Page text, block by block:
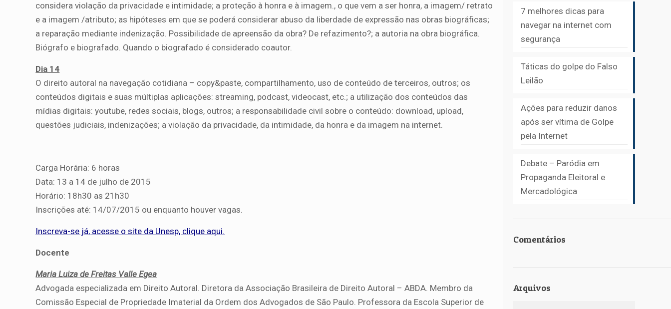
considera violação da privacidade e intimidade; a proteção à honra e à imagem., o que vem a ser honra, a imagem/ retrato
e a imagem /atributo; as hipóteses em que se poderá considerar abuso da liberdade de expressão nas obras biográficas;
a reparação mediante indenização. Possibilidade de apreensão da obra? De refazimento?; a autoria na obra biográfica.
Biógrafo e biografado. Quando o biografado é considerado coautor.
Dia 14
O direito autoral na navegação cotidiana – copy&paste, compartilhamento, uso de conteúdo de terceiros, outros; os
conteúdos digitais e suas múltiplas aplicações: streaming, podcast, videocast, etc.; a utilização dos conteúdos das
mídias digitais: youtube, redes sociais, blogs, outros; a responsabilidade civil sobre o conteúdo: download, upload,
questões judiciais, indenizações; a violação da privacidade, da intimidade, da honra e da imagem na internet.
Carga Horária: 6 horas
Data: 13 a 14 de julho de 2015
Horário: 18h30 as 21h30
Inscrições até: 14/07/2015 ou enquanto houver vagas.
Inscreva-se já, acesse o site da Unesp, clique aqui.
Docente
Maria Luiza de Freitas Valle Egea
Advogada especializada em Direito Autoral. Diretora da Associação Brasileira de Direito Autoral – ABDA. Membro da
Comissão Especial de Propriedade Imaterial da Ordem dos Advogados de São Paulo. Professora da Escola Superior de
7 melhores dicas para
navegar na internet com
segurança
Táticas do golpe do Falso
Leilão
Ações para reduzir danos
após ser vítima de Golpe
pela Internet
Debate – Paródia em
Propaganda Eleitoral e
Mercadológica
Comentários
Arquivos